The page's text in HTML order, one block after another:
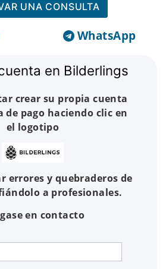
UNA CONSULTA
WhatsApp
en Bilderlings
crear su propia cuenta
de pago haciendo clic en
el logotipo
errores y quebraderos de
a profesionales.
en contacto